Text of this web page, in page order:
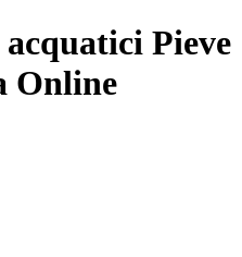
Pieve
Online